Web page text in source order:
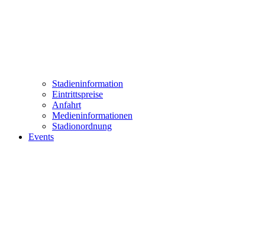
Stadieninformation
Eintrittspreise
Anfahrt
Medieninformationen
Stadionordnung
Events